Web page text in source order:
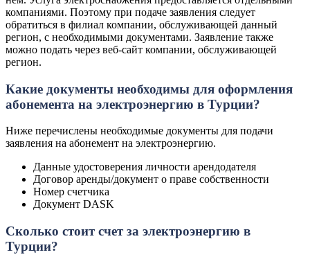
компаниями. Поэтому при подаче заявления следует
обратиться в филиал компании, обслуживающей данный
регион, с необходимыми документами. Заявление также
можно подать через веб-сайт компании, обслуживающей
регион.
Какие документы необходимы для оформления
абонемента на электроэнергию в Турции?
Ниже перечислены необходимые документы для подачи
заявления на абонемент на электроэнергию.
Данные удостоверения личности арендодателя
Договор аренды/документ о праве собственности
Номер счетчика
Документ DASK
Сколько стоит счет за электроэнергию в
Турции?